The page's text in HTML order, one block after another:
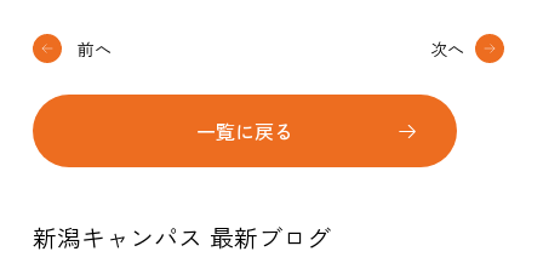
前へ
一覧に戻る
次へ
新潟キャンパス 最新ブログ